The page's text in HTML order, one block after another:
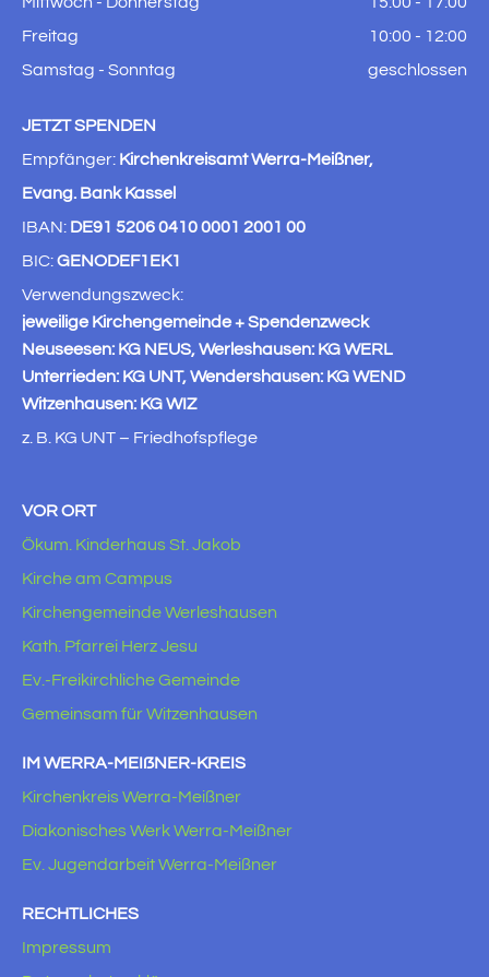
Freitag
10:00 - 12:00
Samstag - Sonntag
geschlossen
JETZT SPENDEN
Empfänger: Kirchenkreisamt Werra-Meißner,
Evang. Bank Kassel
IBAN: DE91 5206 0410 0001 2001 00
BIC:GENODEF1EK1
Verwendungszweck:
jeweilige Kirchengemeinde + Spendenzweck
Neuseesen: KG NEUS, Werleshausen: KG WERL
Unterrieden: KG UNT, Wendershausen: KG WEND
Witzenhausen: KG WIZ
z. B. KG UNT – Friedhofspflege
VOR ORT
Ökum. Kinderhaus St. Jakob
Kirche am Campus
Kirchengemeinde Werleshausen
Kath. Pfarrei Herz Jesu
Ev.-Freikirchliche Gemeinde
Gemeinsam für Witzenhausen
IM WERRA-MEIẞNER-KREIS
Kirchenkreis Werra-Meißner
Diakonisches Werk Werra-Meißner
Ev. Jugendarbeit Werra-Meißner
RECHTLICHES
Impressum